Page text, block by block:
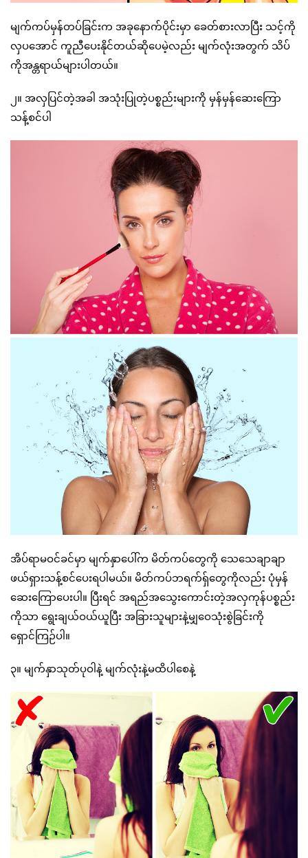
မျက်ကပ်မှန်တပ်ခြင်းက အခုနောက်ပိုင်းမှာ ခေတ်စားလာပြီး သင့်ကို
လှပအောင် ကူညီပေးနိုင်တယ်ဆိုပေမဲ့လည်း မျက်လုံးအတွက် သိပ်
ကိုအန္တရာယ်များပါတယ်။
၂။ အလှပြင်တဲ့အခါ အသုံးပြုတဲ့ပစ္စည်းများကို မှန်မှန်ဆေးကြော
သန့်စင်ပါ
အိပ်ရာမဝင်ခင်မှာ မျက်နှာပေါ်က မိတ်ကပ်တွေကို သေသေချာချာ
ဖယ်ရှားသန့်စင်ပေးရပါမယ်။ မိတ်ကပ်ဘရက်ရှ်တွေကိုလည်း ပုံမှန်
ဆေးကြောပေးပါ။ ပြီးရင် အရည်အသွေးကောင်းတဲ့အလှကုန်ပစ္စည်း
ကိုသာ ရွေးချယ်ဝယ်ယူပြီး အခြားသူများနဲ့မျှဝေသုံးစွဲခြင်းကို
ရှောင်ကြဉ်ပါ။
၃။ မျက်နှာသုတ်ပုဝါနဲ့ မျက်လုံးနဲ့မထိပါစေနဲ့